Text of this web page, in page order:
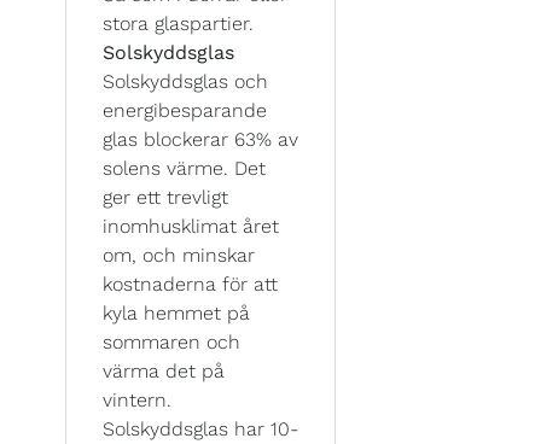
stora glaspartier.
Solskyddsglas
Solskyddsglas och
energibesparande
glas blockerar 63% av
solens värme. Det
ger ett trevligt
inomhusklimat året
om, och minskar
kostnaderna för att
kyla hemmet på
sommaren och
värma det på
vintern.
Solskyddsglas har 10-